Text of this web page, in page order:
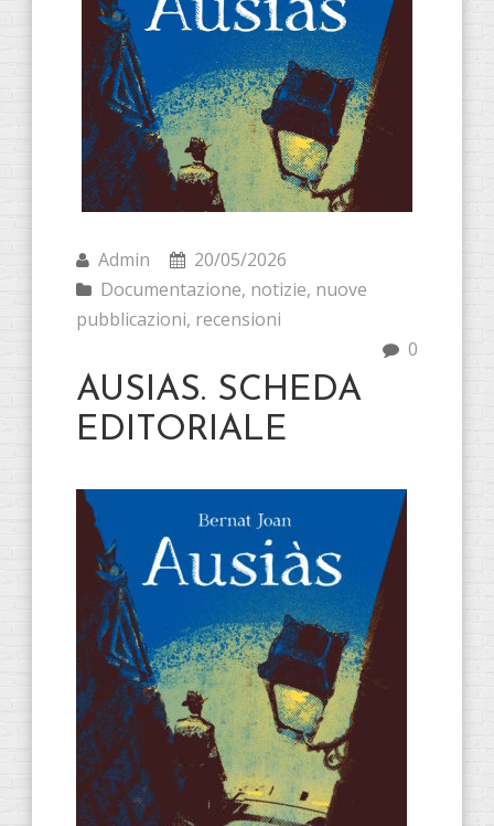
Admin
20/05/2026
Documentazione, notizie, nuove
pubblicazioni, recensioni
0
AUSIAS. SCHEDA
EDITORIALE